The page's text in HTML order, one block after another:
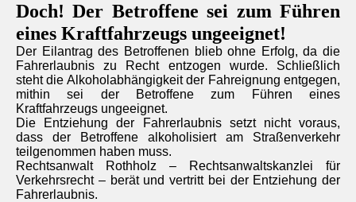
Doch! Der Betroffene sei zum Führen
eines Kraftfahrzeugs ungeeignet!
Der Eilantrag des Betroffenen blieb ohne Erfolg, da die
Fahrerlaubnis zu Recht entzogen wurde. Schließlich
steht die Alkoholabhängigkeit der Fahreignung entgegen,
mithin sei der Betroffene zum Führen eines
Kraftfahrzeugs ungeeignet.
Die Entziehung der Fahrerlaubnis setzt nicht voraus,
dass der Betroffene alkoholisiert am Straßenverkehr
teilgenommen haben muss.
Rechtsanwalt Rothholz – Rechtsanwaltskanzlei für
Verkehrsrecht – berät und vertritt bei der Entziehung der
Fahrerlaubnis.